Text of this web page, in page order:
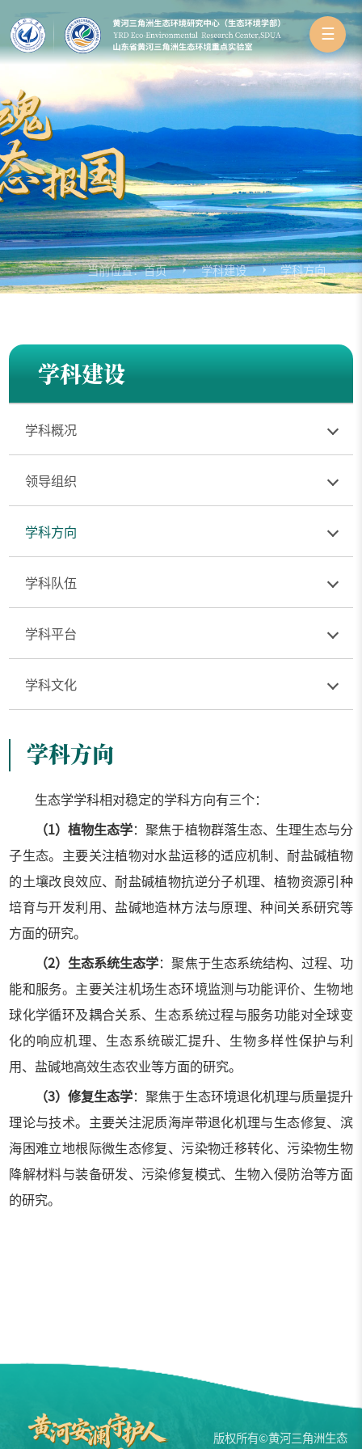
☰
当前位置：首页 学科建设 学科方向
学科建设
学科概况
领导组织
学科方向
学科队伍
学科平台
学科文化
学科方向
生态学学科相对稳定的学科方向有三个：
（1）植物生态学：聚焦于植物群落生态、生理生态与分
子生态。主要关注植物对水盐运移的适应机制、耐盐碱植物
的土壤改良效应、耐盐碱植物抗逆分子机理、植物资源引种
培育与开发利用、盐碱地造林方法与原理、种间关系研究等
方面的研究。
（2）生态系统生态学：聚焦于生态系统结构、过程、功
能和服务。主要关注机场生态环境监测与功能评价、生物地
球化学循环及耦合关系、生态系统过程与服务功能对全球变
化的响应机理、生态系统碳汇提升、生物多样性保护与利
用、盐碱地高效生态农业等方面的研究。
（3）修复生态学：聚焦于生态环境退化机理与质量提升
理论与技术。主要关注泥质海岸带退化机理与生态修复、滨
海困难立地根际微生态修复、污染物迁移转化、污染物生物
降解材料与装备研发、污染修复模式、生物入侵防治等方面
的研究。
版权所有©黄河三角洲生态